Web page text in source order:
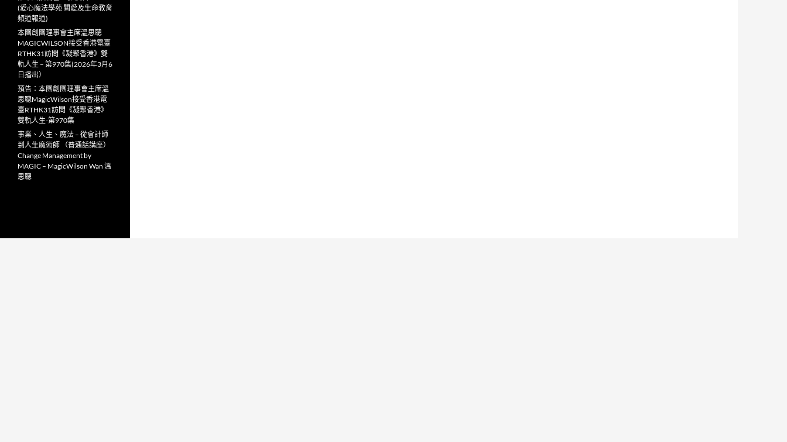
(愛心魔法學苑 關愛及生命教育
頻道報道)
本團創團理事會主席溫思聰
MAGICWILSON接受香港電臺
RTHK31訪問《凝聚香港》雙
軌人生 – 第970集(2026年3月6
日播出）
預告：本團創團理事會主席溫
思聰MagicWilson接受香港電
臺RTHK31訪問《凝聚香港》
雙軌人生-第970集
事業、人生、魔法 – 從會計師
到人生魔術師 （普通話講座）
Change Management by
MAGIC – MagicWilson Wan 溫
思聰